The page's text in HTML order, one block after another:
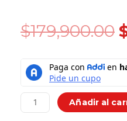
$179,900.00
ROSADO
130
cantidad
Añadir al